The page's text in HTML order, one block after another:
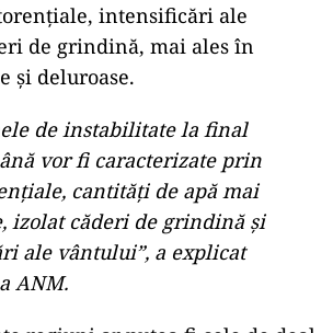
intensificări ale
de grindină, mai ales în
și deluroase.
de instabilitate la final
vor fi caracterizate prin
cantități de apă mai
izolat căderi de grindină și
ale vântului”, a explicat
ANM.